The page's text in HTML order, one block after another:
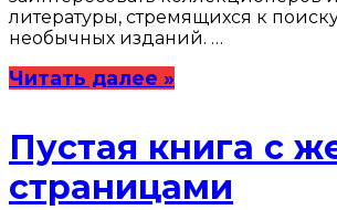
литературы, стремящихся к
необычных изданий. …
Читать далее »
Пустая книга с
страницами